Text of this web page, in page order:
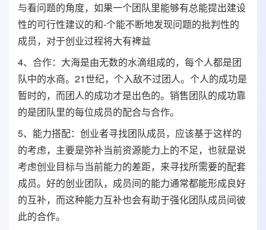
与看问题的角度，如果一个团队里能够有总能提出建设
性的可行性建议的和-个能不断地发现问题的批判性的
成员，对于创业过程将大有裨益
4、 合作：大海是由无数的水滴组成的，每个人都是团
队中的水商。21世纪，个入敌不过团人。个人的成功是
暂时的，而团人的成功才是出色的。销售团队的成功靠
的是团队里的每位成员的配合与合作。
5、能力搭配：创业者寻找团队成员，应该基于这样的
的考虑，主要是弥补当前资源能力上的不足，也就是说
考虑创业目标与当前能力的差距，来寻找所需要的配套
成员。好的创业团队，成员间的能力通常都能形成良好
的互补，而这种能力互补也会有助于强化团队成员间彼
此的合作。